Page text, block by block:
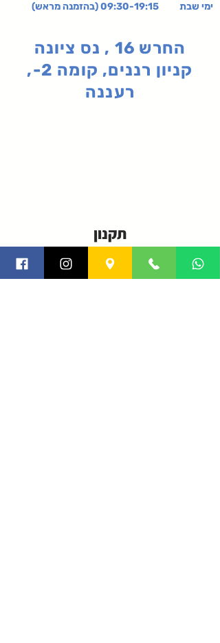
ימי שבת 09:30-19:15 (בהזמנה מראש)
החרש 16 , נס ציונה
קניון רננים, קומה 2-,
רעננה
תקנון